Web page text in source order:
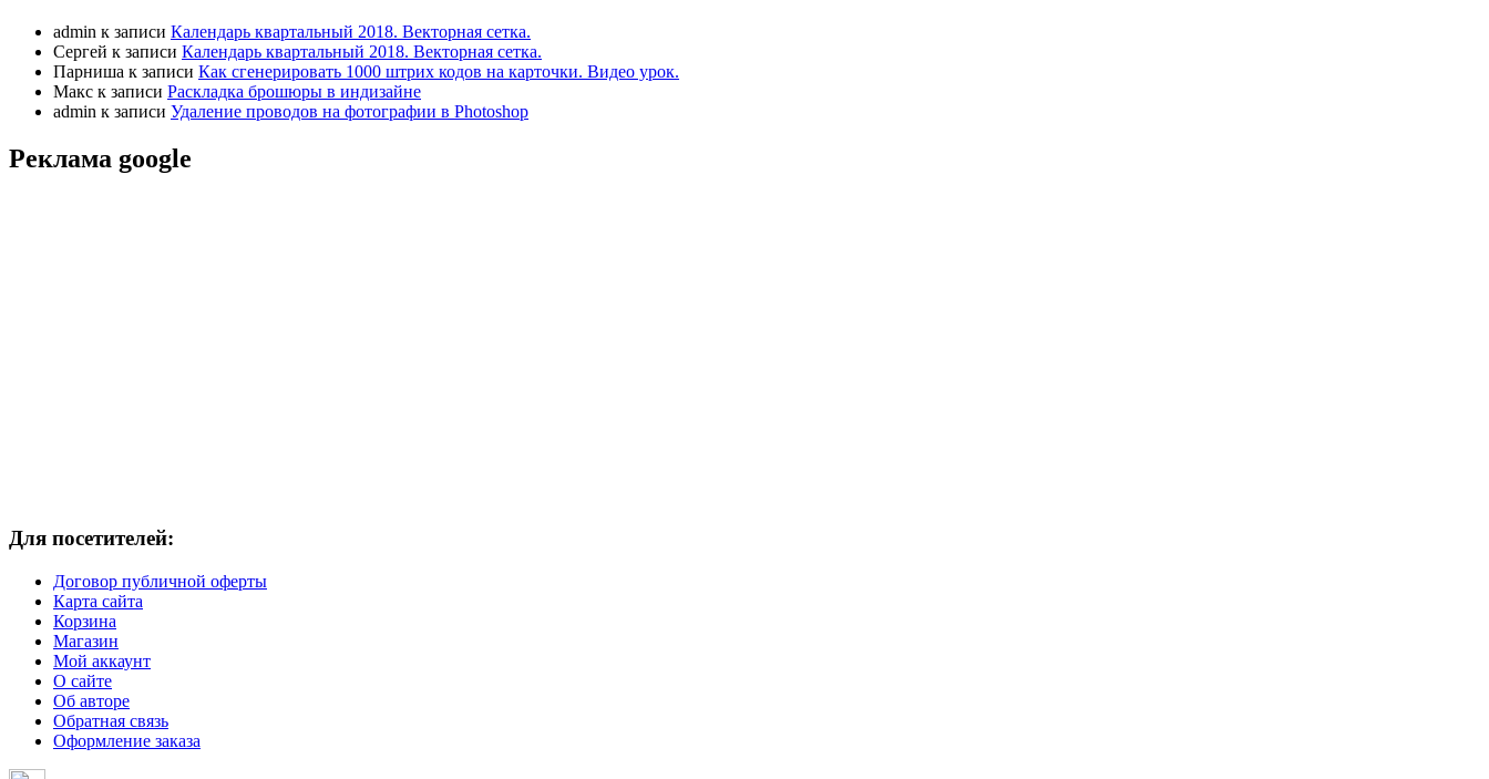
admin к записи Календарь квартальный 2018. Векторная сетка.
Сергей к записи Календарь квартальный 2018. Векторная сетка.
Парниша к записи Как сгенерировать 1000 штрих кодов на карточки. Видео урок.
Макс к записи Раскладка брошюры в индизайне
admin к записи Удаление проводов на фотографии в Photoshop
Реклама google
Для посетителей:
Договор публичной оферты
Карта сайта
Корзина
Магазин
Мой аккаунт
О сайте
Об авторе
Обратная связь
Оформление заказа